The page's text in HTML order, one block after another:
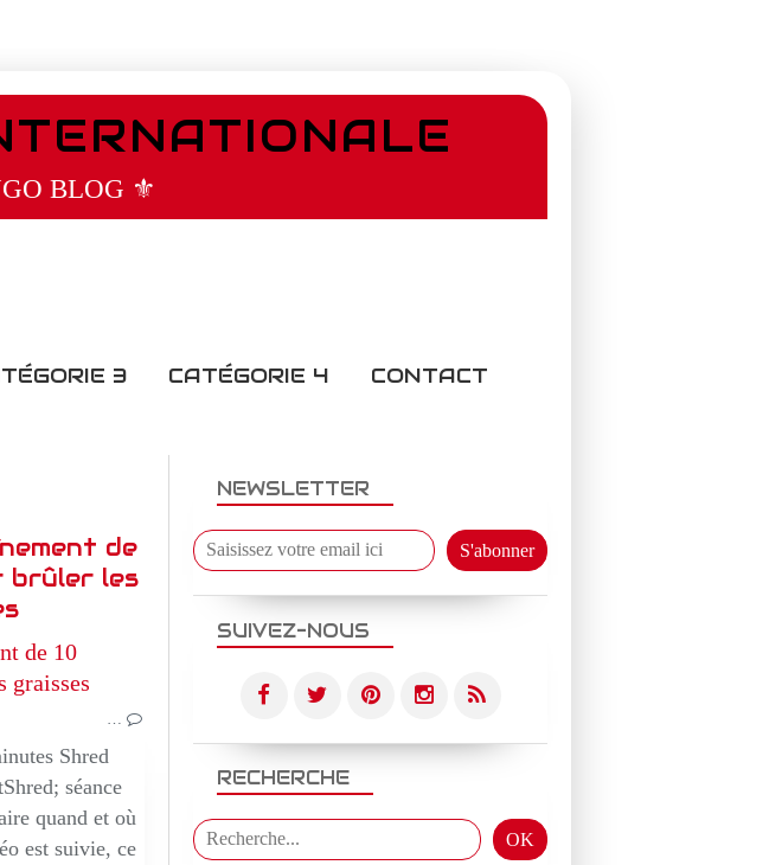
BLOG ⚜️
3 CATÉGORIE 4 CONTACT
EPIQUE
de
brûler les
BEAUTE
Shred
séance
quand et où
est suivie, ce
NEWSLETTER
SUIVEZ-NOUS
RECHERCHE